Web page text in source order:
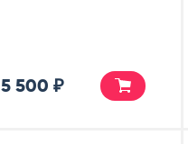
5 500 ₽